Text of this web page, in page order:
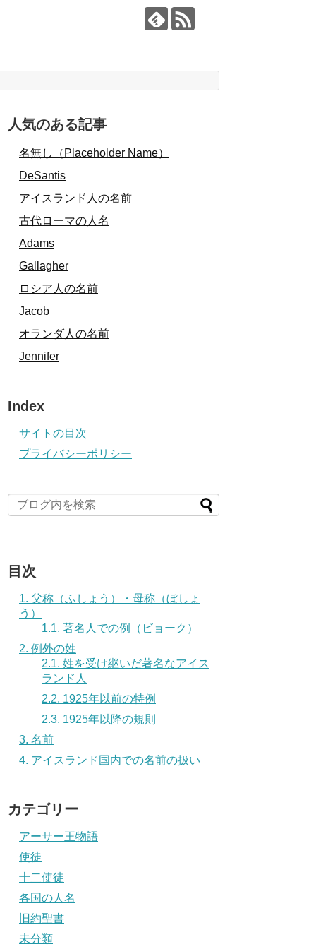
人気のある記事
名無し（Placeholder Name）
DeSantis
アイスランド人の名前
古代ローマの人名
Adams
Gallagher
ロシア人の名前
Jacob
オランダ人の名前
Jennifer
Index
サイトの目次
プライバシーポリシー
目次
1. 父称（ふしょう）・母称（ぼしょ
う）
1.1. 著名人での例（ビョーク）
2. 例外の姓
2.1. 姓を受け継いだ著名なアイス
ランド人
2.2. 1925年以前の特例
2.3. 1925年以降の規則
3. 名前
4. アイスランド国内での名前の扱い
カテゴリー
アーサー王物語
使徒
十二使徒
各国の人名
旧約聖書
未分類